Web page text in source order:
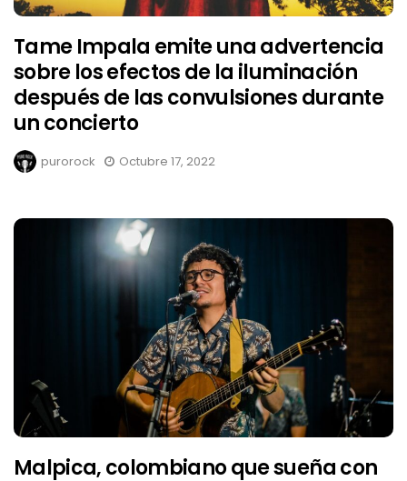
Tame Impala emite una advertencia
sobre los efectos de la iluminación
después de las convulsiones durante
un concierto
purorock Octubre 17, 2022
Malpica, colombiano que sueña con